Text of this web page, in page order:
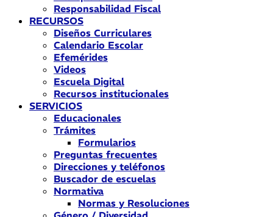
Responsabilidad Fiscal
RECURSOS
Diseños Curriculares
Calendario Escolar
Efemérides
Videos
Escuela Digital
Recursos institucionales
SERVICIOS
Educacionales
Trámites
Formularios
Preguntas frecuentes
Direcciones y teléfonos
Buscador de escuelas
Normativa
Normas y Resoluciones